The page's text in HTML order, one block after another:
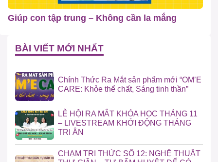
Giúp con tập trung – Không cần la mắng
BÀI VIẾT MỚI NHẤT
Chính Thức Ra Mắt sản phẩm mới “OM’E
CARE: Khỏe thể chất, Sáng tinh thần”
LỄ HỘI RA MẮT KHÓA HỌC THÁNG 11
– LIVESTREAM KHỞI ĐỘNG THÁNG
TRI ÂN
CHẠM TRI THỨC SỐ 12: NGHỆ THUẬT